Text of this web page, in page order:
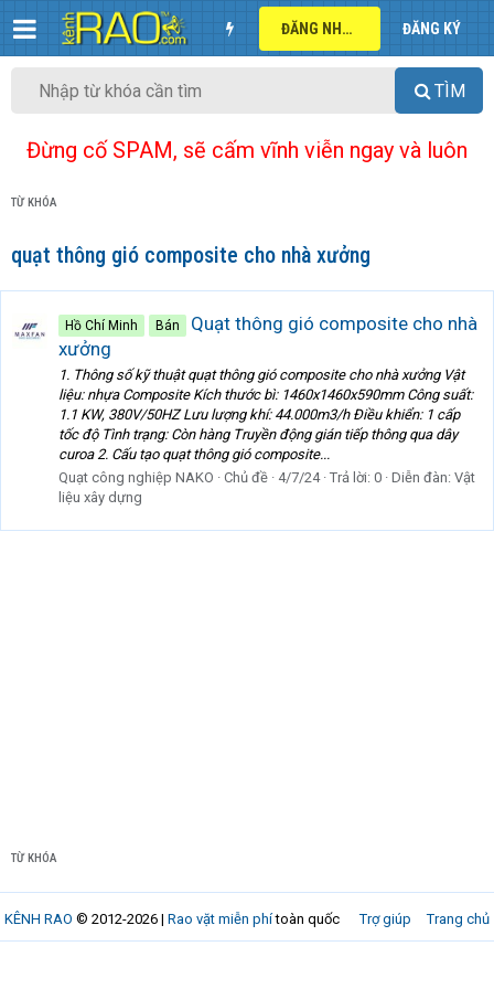
ĐĂNG NHẬP ĐĂNG KÝ
TÌM
Đừng cố SPAM, sẽ cấm vĩnh viễn ngay và luôn
TỪ KHÓA
quạt thông gió composite cho nhà xưởng
Hồ Chí Minh Bán
Quạt thông gió composite cho nhà
xưởng
1. Thông số kỹ thuật quạt thông gió composite cho nhà xưởng Vật
liệu: nhựa Composite Kích thước bì: 1460x1460x590mm Công suất:
1.1 KW, 380V/50HZ Lưu lượng khí: 44.000m3/h Điều khiển: 1 cấp
tốc độ Tình trạng: Còn hàng Truyền động gián tiếp thông qua dây
curoa 2. Cấu tạo quạt thông gió composite...
Quạt công nghiệp NAKO
Chủ đề 4/7/24 Trả lời: 0 Diễn đàn: Vật
liệu xây dựng
TỪ KHÓA
Trợ giúp Trang chủ
KÊNH RAO © 2012-2026 | Rao vặt miễn phítoàn quốc